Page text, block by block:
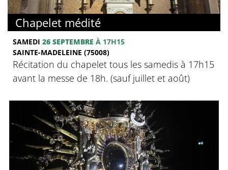
Chapelet médité
SAMEDI 26 SEPTEMBRE À 17H15
SAINTE-MADELEINE (75008)
Récitation du chapelet tous les samedis à 17h15
avant la messe de 18h. (sauf juillet et août)